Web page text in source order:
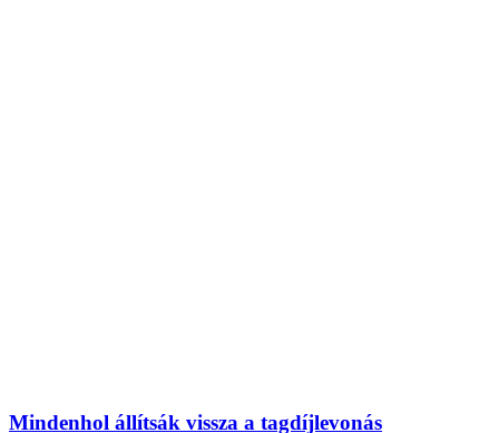
Mindenhol állítsák vissza a tagdíjlevonás